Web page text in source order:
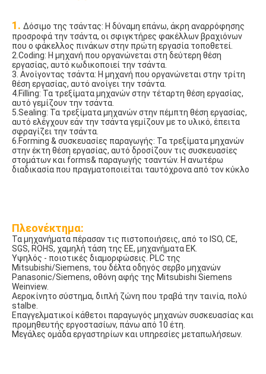
1. Δόσιμο της τσάντας: Η δύναμη επάνω, άκρη αναρρόφησης
προσροφά την τσάντα, οι σφιγκτήρες φακέλλων βραχιόνων
που ο φάκελλος πινάκων στην πρώτη εργασία τοποθετεί.
2.Coding: Η μηχανή που οργανώνεται στη δεύτερη θέση
εργασίας, αυτό κωδικοποιεί την τσάντα.
3. Ανοίγοντας τσάντα: Η μηχανή που οργανώνεται στην τρίτη
θέση εργασίας, αυτό ανοίγει την τσάντα.
4.Filling: Τα τρεξίματα μηχανών στην τέταρτη θέση εργασίας,
αυτό γεμίζουν την τσάντα.
5.Sealing: Τα τρεξίματα μηχανών στην πέμπτη θέση εργασίας,
αυτό ελέγχουν εάν την τσάντα γεμίζουν με το υλικό, έπειτα
σφραγίζει την τσάντα.
6.Forming & συσκευασίες παραγωγής: Τα τρεξίματα μηχανών
στην έκτη θέση εργασίας, αυτό δροσίζουν τις συσκευασίες
στομάτων και forms& παραγωγής τσαντών. Η ανωτέρω
διαδικασία που πραγματοποιείται ταυτόχρονα από τον κύκλο
Πλεονέκτημα:
Τα μηχανήματα πέρασαν τις πιστοποιήσεις, από το ISO, CE,
SGS, ROHS, χαμηλή τάση της ΕΕ, μηχανήματα ΕΚ.
Υψηλός - ποιοτικές διαμορφώσεις. PLC της
Mitsubishi/Siemens, του δέλτα οδηγός σερβο μηχανών
Panasonic/Siemens, οθόνη αφής της Mitsubishi Siemens
Weinview.
Αεροκίνητο σύστημα, διπλή ζώνη που τραβά την ταινία, πολύ
stalbe.
Επαγγελματικοί κάθετοι παραγωγός μηχανών συσκευασίας και
προμηθευτής εργοστασίων, πάνω από 10 έτη.
Μεγάλες ομάδα εργαστηρίων και υπηρεσίες μεταπωλήσεων.